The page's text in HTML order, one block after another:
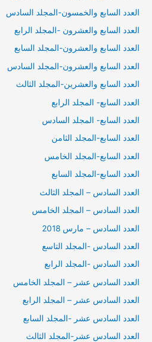
العدد السابع والخمسون-المجلد السادس
العدد السابع والعشرون -المجلد الرابع
العدد السابع والعشرون-المجلد السابع
العدد السابع والعشرون-المجلد السادس
العدد السابع والعشرين-المجلد الثالث
العدد السابع- المجلد الرابع
العدد السابع- المجلد السادس
العدد السابع-المجلد الثامن
العدد السابع-المجلد الخامس
العدد السابع-المجلد السابع
العدد السادس – المجلد الثالث
العدد السادس – المجلد الخامس
العدد السادس – مارس 2018
العدد السادس -المجلد التاسع
العدد السادس -المجلد الرابع
العدد السادس عشر – المجلد الخامس
العدد السادس عشر – المجلد الرابع
العدد السادس عشر -المجلد السابع
العدد السادس عشر-المجلد الثالث